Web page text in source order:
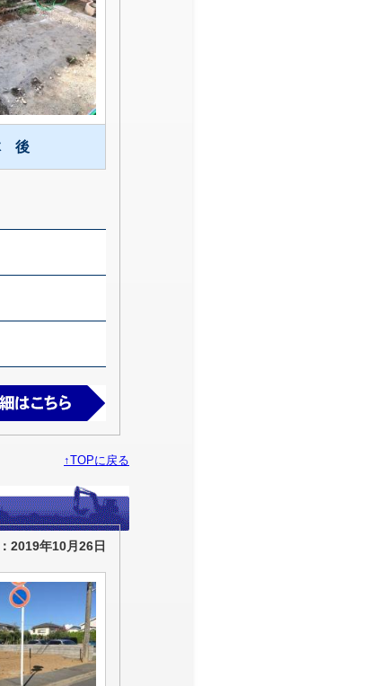
後
↑TOPに戻る
2019年10月26日